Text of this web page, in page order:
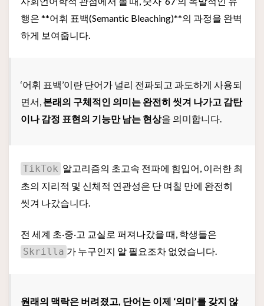
행은 **어휘 표백(Semantic Bleaching)**의 과정을 완벽
하게 보여줍니다.
‘어휘 표백’이란 단어가 널리 전파되고 과도하게 사용되
면서, 본래의 구체적인 의미는 완전히 씻겨 나가고 감탄
이나 감정 표현의 기능만 남는 현상을 의미합니다.
TikTok 알고리즘의 초고속 전파에 힘입어, 이러한 최
초의 지리적 및 신체적 연관성은 단 며칠 만에 완전히
씻겨 나갔습니다.
전 세계 초·중·고 교실로 퍼져나갔을 때, 학생들은
Skrilla 가 누구인지 알 필요조차 없었습니다.
원래의 맥락은 버려졌고, 단어는 이제 ‘의미’를 갖지 않